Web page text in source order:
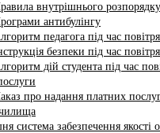
внутрішнього розпорядку
антибулінгу
педагога під час
безпеки під час
дій студента під час
про надання платних
система забезпечення якості